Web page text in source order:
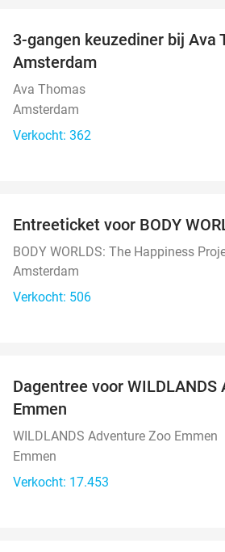
3-gangen keuzediner bij Ava
Amsterdam
Ava Thomas
Amsterdam
Verkocht: 362
Entreeticket voor BODY
BODY WORLDS: The Happiness
Amsterdam
Verkocht: 506
Dagentree voor WILDLANDS
Emmen
WILDLANDS Adventure Zoo Emmen
Emmen
Verkocht: 17.453